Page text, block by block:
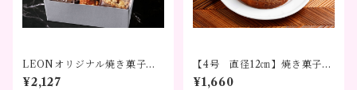
LEONオリジナル焼き菓子セ
ット
¥2,127
【4号 直径12㎝】焼き菓子
トスカ
¥1,660